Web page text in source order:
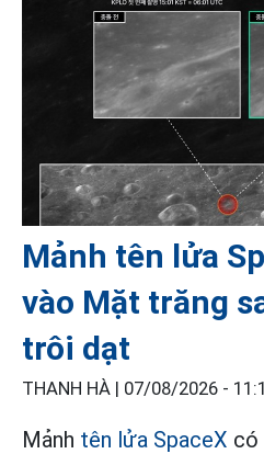
Mảnh tên lửa
vào Mặt trăng
trôi dạt
THANH HÀ | 07/08/2026 -
Mảnh tên lửa SpaceX có